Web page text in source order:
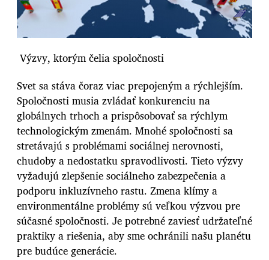
Výzvy, ktorým čelia spoločnosti
Svet sa stáva čoraz viac prepojeným a rýchlejším.
Spoločnosti musia zvládať konkurenciu na
globálnych trhoch a prispôsobovať sa rýchlym
technologickým zmenám. Mnohé spoločnosti sa
stretávajú s problémami sociálnej nerovnosti,
chudoby a nedostatku spravodlivosti. Tieto výzvy
vyžadujú zlepšenie sociálneho zabezpečenia a
podporu inkluzívneho rastu. Zmena klímy a
environmentálne problémy sú veľkou výzvou pre
súčasné spoločnosti. Je potrebné zaviesť udržateľné
praktiky a riešenia, aby sme ochránili našu planétu
pre budúce generácie.